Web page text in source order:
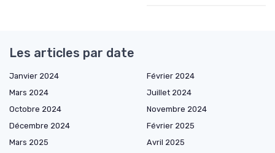
Les articles par date
Janvier 2024
Février 2024
Mars 2024
Juillet 2024
Octobre 2024
Novembre 2024
Décembre 2024
Février 2025
Mars 2025
Avril 2025